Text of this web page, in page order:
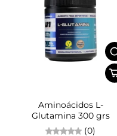
Aminoácidos L-
Glutamina 300 grs
(0)